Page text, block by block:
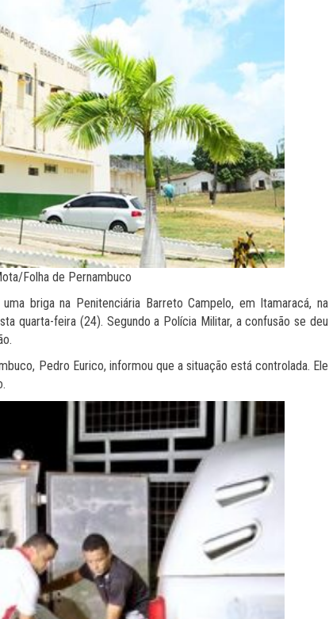
Folha de Pernambuco
briga na Penitenciária Barreto Campelo, em Itamaracá, na
quarta-feira (24). Segundo a Polícia Militar, a confusão se deu
Pedro Eurico, informou que a situação está controlada. Ele